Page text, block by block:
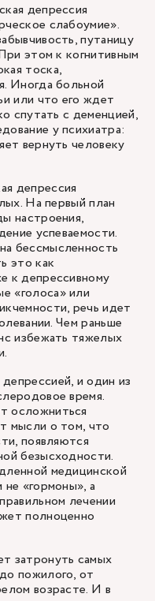
депрессия
слабоумие».
путаницу
этом к когнитивным
тоска,
Иногда больной
или что его ждет
спутать с деменцией,
у психиатра:
вернуть человеку
депрессия
На первый план
настроения,
успеваемости.
бессмысленность
это как
к депрессивному
«голоса» или
речь идет
Чем раньше
избежать тяжелых
и один из
время.
осложниться
мысли о том, что
появляются
безысходности.
медицинской
«гормоны», а
лечении
полноценно
затронуть самых
пожилого, от
возрасте. И в